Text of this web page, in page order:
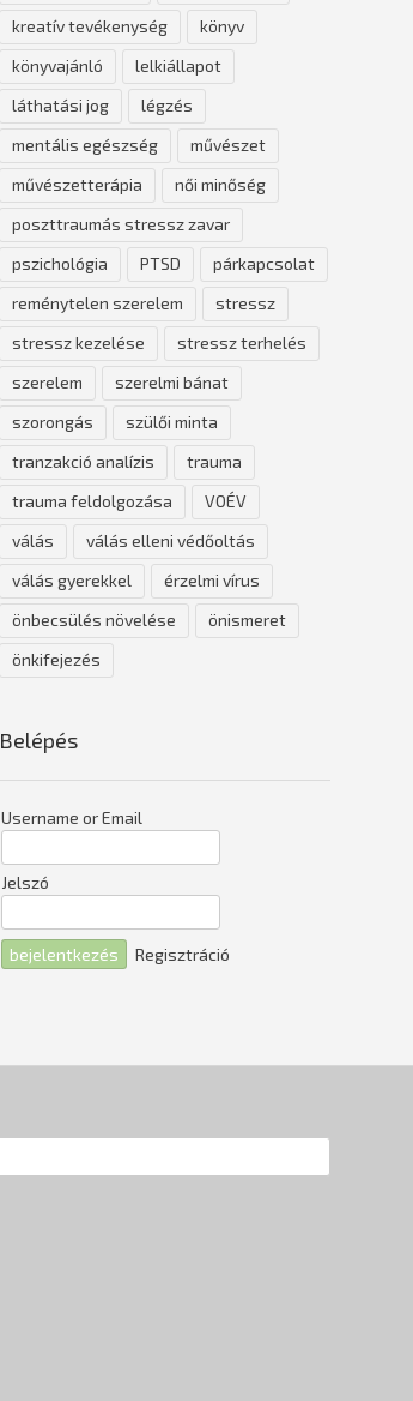
kreatív tevékenység
könyv
könyvajánló
lelkiállapot
láthatási jog
légzés
mentális egészség
művészet
művészetterápia
női minőség
poszttraumás stressz zavar
pszichológia
PTSD
párkapcsolat
reménytelen szerelem
stressz
stressz kezelése
stressz terhelés
szerelem
szerelmi bánat
szorongás
szülői minta
tranzakció analízis
trauma
trauma feldolgozása
VOÉV
válás
válás elleni védőoltás
válás gyerekkel
érzelmi vírus
önbecsülés növelése
önismeret
önkifejezés
Belépés
Username or Email
Jelszó
Regisztráció